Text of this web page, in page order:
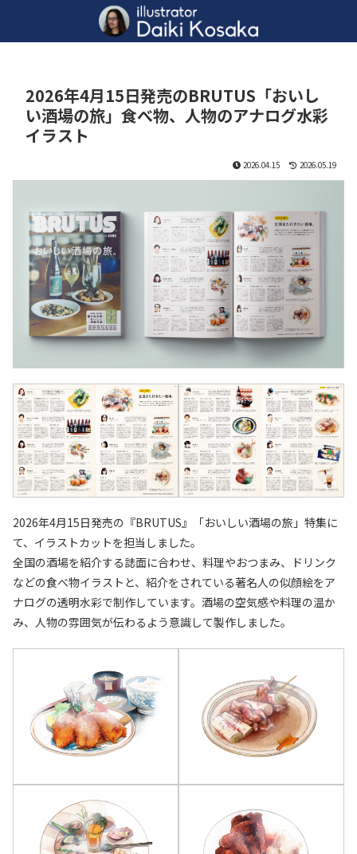
2026年4月15日発売のBRUTUS「おいし
い酒場の旅」食べ物、人物のアナログ水彩
イラスト
2026.04.15 2026.05.19
2026年4月15日発売の『BRUTUS』「おいしい酒場の旅」特集に
て、イラストカットを担当しました。
全国の酒場を紹介する誌面に合わせ、料理やおつまみ、ドリンク
などの食べ物イラストと、紹介をされている著名人の似顔絵をア
ナログの透明水彩で制作しています。酒場の空気感や料理の温か
み、人物の雰囲気が伝わるよう意識して製作しました。